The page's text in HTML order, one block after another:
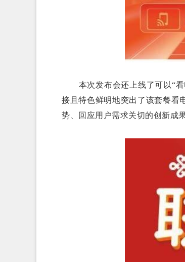
本次发布会还上线了可以“看
接且特色鲜明地突出了该套餐看
势、回应用户需求关切的创新成